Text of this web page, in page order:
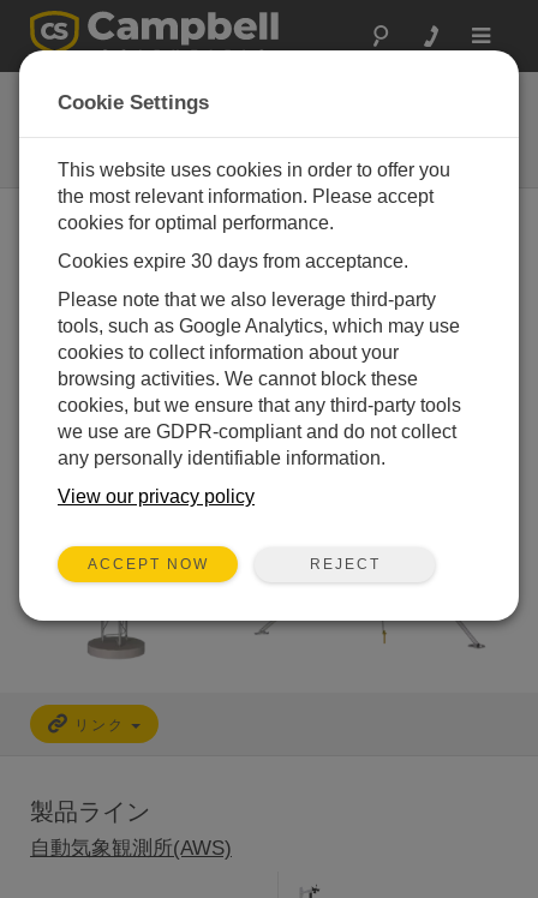
Toggle
システム
特殊な測定やモニタリング用途の
ための様々なシステム
リンク
製品ライン
自動気象観測所(AWS)
Cookie Settings
This website uses cookies in order to offer you
the most relevant information. Please accept
cookies for optimal performance.
Cookies expire 30 days from acceptance.
Please note that we also leverage third-party
tools, such as Google Analytics, which may use
cookies to collect information about your
browsing activities. We cannot block these
cookies, but we ensure that any third-party tools
we use are GDPR-compliant and do not collect
any personally identifiable information.
View our privacy policy
ACCEPT NOW REJECT